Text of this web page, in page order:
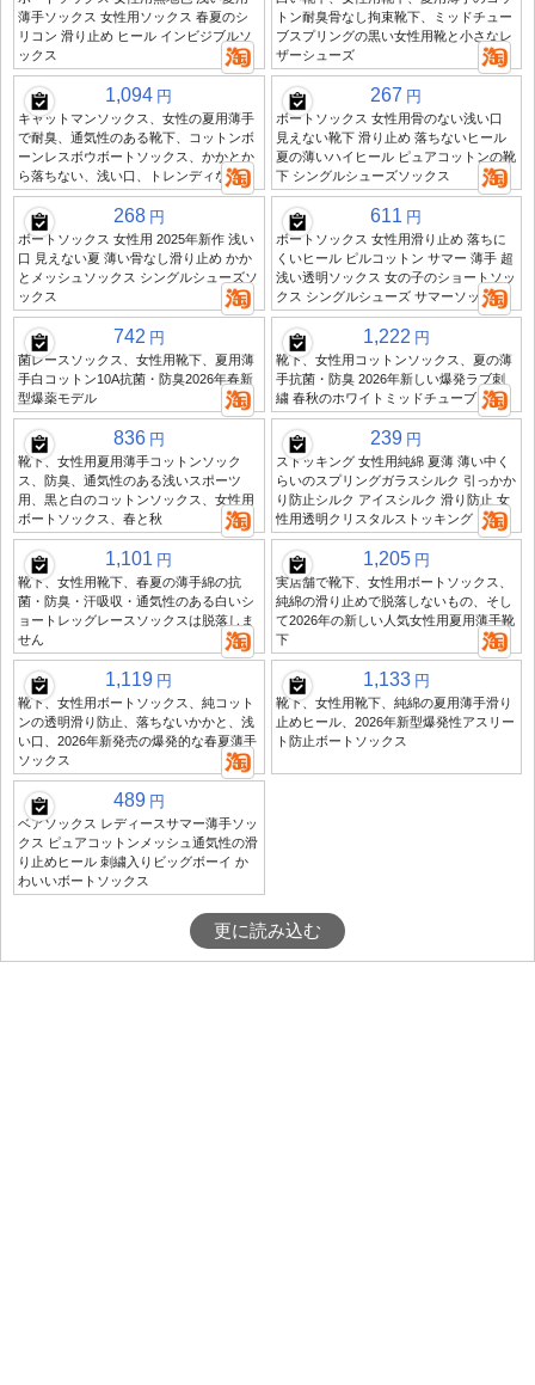
薄手ソックス 女性用ソックス 春夏のシ
リコン 滑り止め ヒール インビジブルソ
ックス
トン耐臭骨なし拘束靴下、ミッドチュー
ブスプリングの黒い女性用靴と小さなレ
ザーシューズ
1,094 円
キャットマンソックス、女性の夏用薄手
で耐臭、通気性のある靴下、コットンボ
ーンレスボウボートソックス、かかとか
ら落ちない、浅い口、トレンディな靴下
267 円
ボートソックス 女性用骨のない浅い口
見えない靴下 滑り止め 落ちないヒール
夏の薄いハイヒール ピュアコットンの靴
下 シングルシューズソックス
268 円
ボートソックス 女性用 2025年新作 浅い
口 見えない夏 薄い骨なし滑り止め かか
とメッシュソックス シングルシューズソ
ックス
611 円
ボートソックス 女性用滑り止め 落ちに
くいヒール ピルコットン サマー 薄手 超
浅い透明ソックス 女の子のショートソッ
クス シングルシューズ サマーソックス
742 円
菌レースソックス、女性用靴下、夏用薄
手白コットン10A抗菌・防臭2026年春新
型爆薬モデル
1,222 円
靴下、女性用コットンソックス、夏の薄
手抗菌・防臭 2026年新しい爆発ラブ刺
繍 春秋のホワイトミッドチューブ
836 円
靴下、女性用夏用薄手コットンソック
ス、防臭、通気性のある浅いスポーツ
用、黒と白のコットンソックス、女性用
ボートソックス、春と秋
239 円
ストッキング 女性用純綿 夏薄 薄い中く
らいのスプリングガラスシルク 引っかか
り防止シルク アイスシルク 滑り防止 女
性用透明クリスタルストッキング
1,101 円
靴下、女性用靴下、春夏の薄手綿の抗
菌・防臭・汗吸収・通気性のある白いシ
ョートレッグレースソックスは脱落しま
せん
1,205 円
実店舗で靴下、女性用ボートソックス、
純綿の滑り止めで脱落しないもの、そし
て2026年の新しい人気女性用夏用薄手靴
下
1,119 円
靴下、女性用ボートソックス、純コット
ンの透明滑り防止、落ちないかかと、浅
い口、2026年新発売の爆発的な春夏薄手
ソックス
1,133 円
靴下、女性用靴下、純綿の夏用薄手滑り
止めヒール、2026年新型爆発性アスリー
ト防止ボートソックス
489 円
ベアソックス レディースサマー薄手ソッ
クス ピュアコットンメッシュ通気性の滑
り止めヒール 刺繍入りビッグボーイ か
わいいボートソックス
更に読み込む